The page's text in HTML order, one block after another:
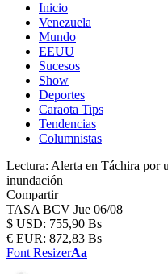
Inicio
Venezuela
Mundo
EEUU
Sucesos
Show
Deportes
Caraota Tips
Tendencias
Columnistas
Lectura: Alerta en Táchira por
inundación
Compartir
TASA BCV Jue 06/08
$ USD: 755,90 Bs
€ EUR: 872,83 Bs
Font ResizerAa